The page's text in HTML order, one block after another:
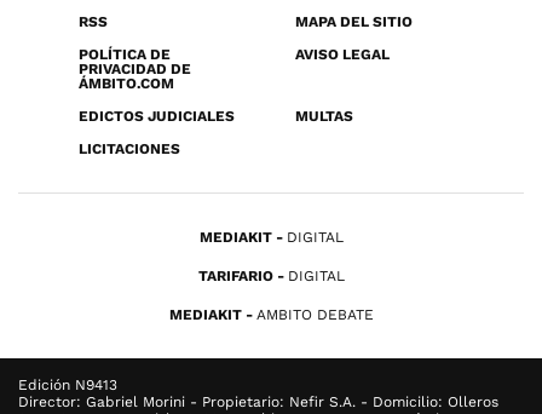
RSS
MAPA DEL SITIO
POLÍTICA DE
PRIVACIDAD DE
ÁMBITO.COM
AVISO LEGAL
EDICTOS JUDICIALES
MULTAS
LICITACIONES
MEDIAKIT DIGITAL
TARIFARIO DIGITAL
MEDIAKIT AMBITO DEBATE
Edición N9413
Director: Gabriel Morini - Propietario: Nefir S.A. - Domicilio: Olleros